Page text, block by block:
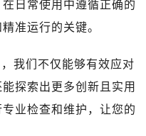
日常使用中遵循正确的
准运行的关键。
我们不仅能够有效应对
探索出更多创新且实用
业检查和维护，让您的